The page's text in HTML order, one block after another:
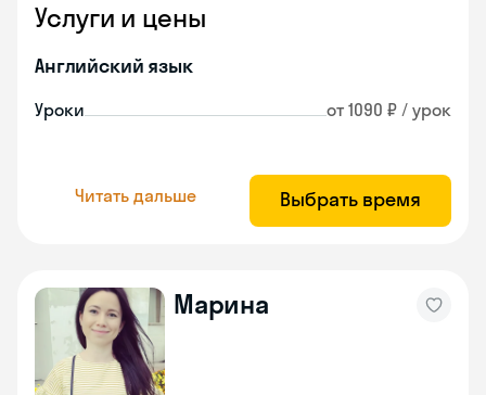
Услуги и цены
Английский язык
Уроки от 1090 ₽ / урок
Читать дальше Выбрать время
Марина